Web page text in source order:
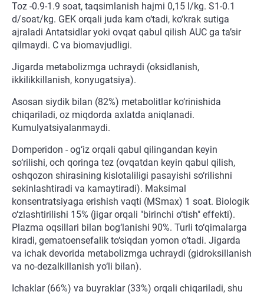
Toz -0.9-1.9 soat, taqsimlanish hajmi 0,15 l/kg. S1-0.1
d/soat/kg. GEK orqali juda kam o‘tadi, ko‘krak sutiga
ajraladi Antatsidlar yoki ovqat qabul qilish AUC ga ta’sir
qilmaydi. C va biomavjudligi.
Jigarda metabolizmga uchraydi (oksidlanish,
ikkilikkillanish, konyugatsiya).
Asosan siydik bilan (82%) metabolitlar ko‘rinishida
chiqariladi, oz miqdorda axlatda aniqlanadi.
Kumulyatsiyalanmaydi.
Domperidon - og‘iz orqali qabul qilingandan keyin
so‘rilishi, och qoringa tez (ovqatdan keyin qabul qilish,
oshqozon shirasining kislotaliligi pasayishi so‘rilishni
sekinlashtiradi va kamaytiradi). Maksimal
konsentratsiyaga erishish vaqti (MSmax) 1 soat. Biologik
o‘zlashtirilishi 15% (jigar orqali "birinchi o‘tish" effekti).
Plazma oqsillari bilan bog‘lanishi 90%. Turli to‘qimalarga
kiradi, gematoensefalik to‘siqdan yomon o‘tadi. Jigarda
va ichak devorida metabolizmga uchraydi (gidroksillanish
va no-dezalkillanish yo‘li bilan).
Ichaklar (66%) va buyraklar (33%) orqali chiqariladi, shu